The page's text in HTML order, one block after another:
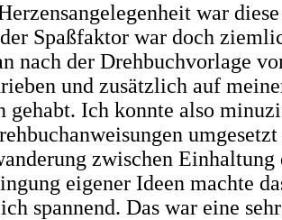
war
Spaßfaktor war doch
nach der Drehbuchvorlage
und zusätzlich auf
gehabt. Ich konnte also
zwischen
eigener Ideen machte
spannend. Das war eine